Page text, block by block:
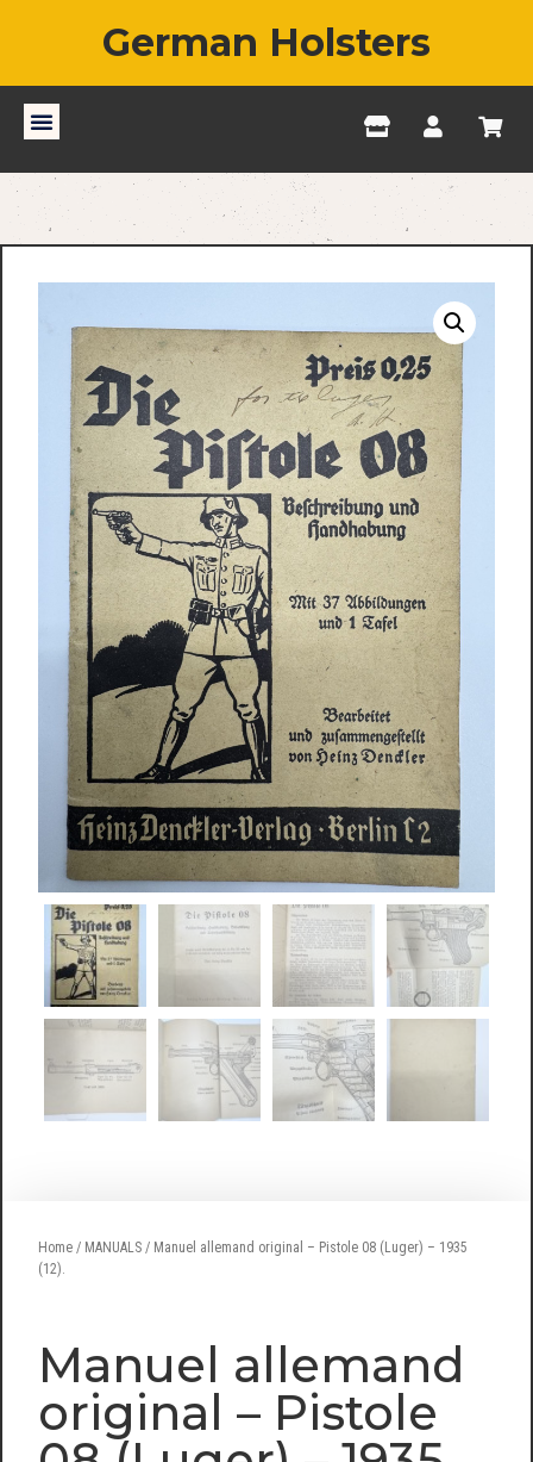
German Holsters
Home / MANUALS / Manuel allemand original – Pistole 08 (Luger) – 1935
(12).
Manuel allemand
original – Pistole